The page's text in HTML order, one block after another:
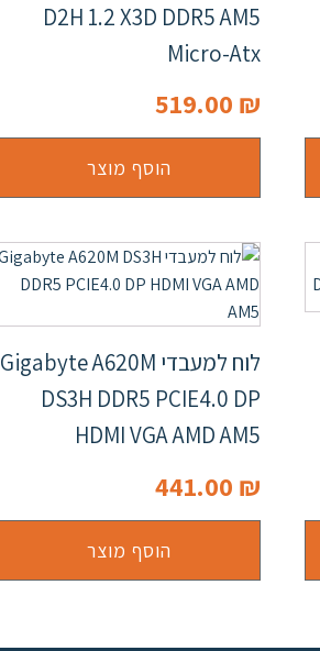
D2H 1.2 X3D DDR5 AM5
Micro-Atx
519.00 ₪
הוסף מוצר
לוח למעבדי Gigabyte A620M
DS3H DDR5 PCIE4.0 DP
HDMI VGA AMD AM5
441.00 ₪
הוסף מוצר